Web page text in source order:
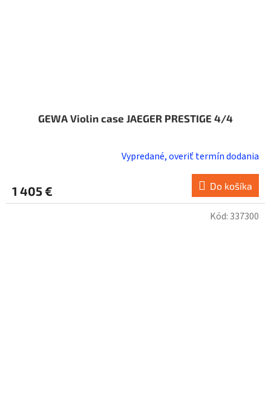
GEWA Violin case JAEGER PRESTIGE 4/4
Vypredané, overiť termín dodania
1 405 € Do košíka
Kód: 337300